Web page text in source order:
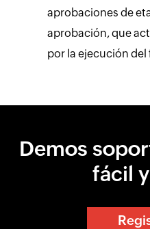
aprobaciones de
aprobación, que
por la ejecución
Demos
fácil